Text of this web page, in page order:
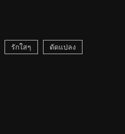
รักใสๆ ดัดแปลง